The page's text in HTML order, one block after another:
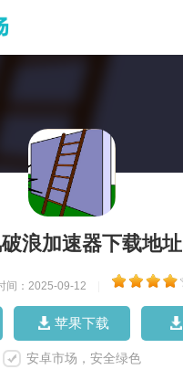
浪加速器下载地址
间：2025-09-12
苹果下载
安卓市场，安全绿色